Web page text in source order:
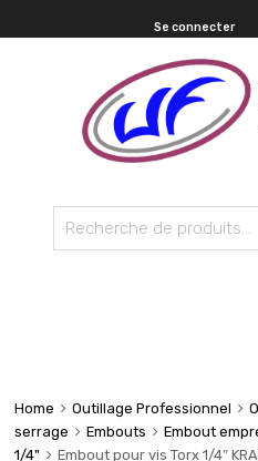
Se connecter
Home Outillage Professionnel
serrage
Embouts Embout
1/4"
Embout pour vis Torx 1/4″